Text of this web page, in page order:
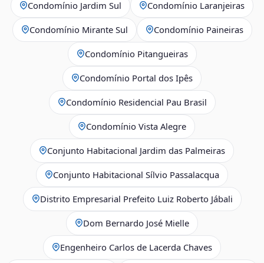
Condomínio Jardim Sul Condomínio Laranjeiras
Condomínio Mirante Sul Condomínio Paineiras
Condomínio Pitangueiras
Condomínio Portal dos Ipês
Condomínio Residencial Pau Brasil
Condomínio Vista Alegre
Conjunto Habitacional Jardim das Palmeiras
Conjunto Habitacional Sílvio Passalacqua
Distrito Empresarial Prefeito Luiz Roberto Jábali
Dom Bernardo José Mielle
Engenheiro Carlos de Lacerda Chaves